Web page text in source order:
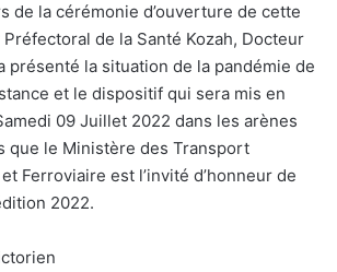
de la cérémonie d’ouverture de cette
de la Santé Kozah, Docteur
présenté la situation de la pandémie de
et le dispositif qui sera mis en
09 Juillet 2022 dans les arènes
que le Ministère des Transport
Ferroviaire est l’invité d’honneur de
2022.